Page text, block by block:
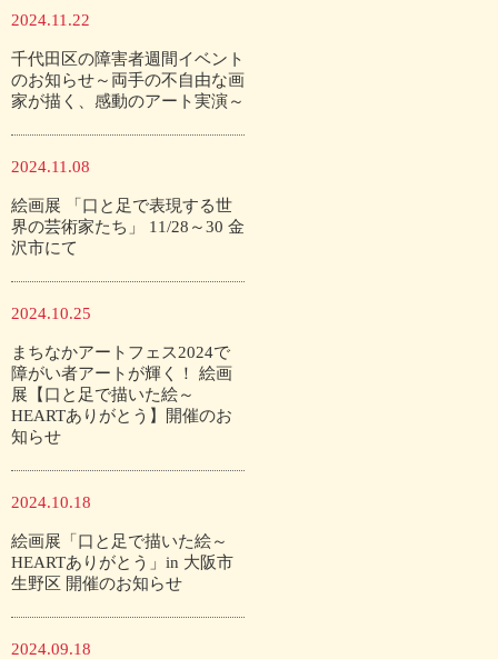
2024.11.22
千代田区の障害者週間イベント
のお知らせ～両手の不自由な画
家が描く、感動のアート実演～
2024.11.08
絵画展 「口と足で表現する世
界の芸術家たち」 11/28～30 金
沢市にて
2024.10.25
まちなかアートフェス2024で
障がい者アートが輝く！ 絵画
展【口と足で描いた絵～
HEARTありがとう】開催のお
知らせ
2024.10.18
絵画展「口と足で描いた絵～
HEARTありがとう」in 大阪市
生野区 開催のお知らせ
2024.09.18